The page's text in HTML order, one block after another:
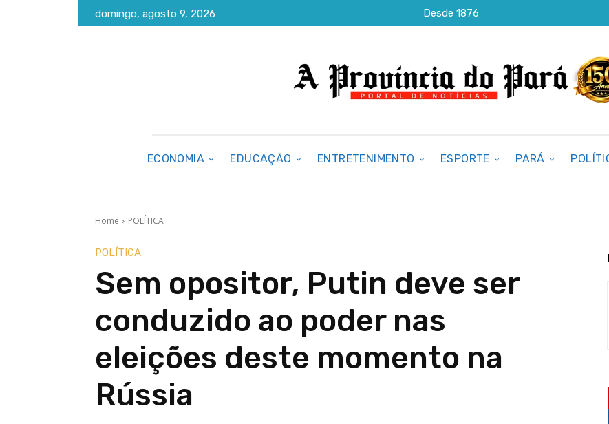
domingo, agosto 9, 2026 Desde 1876
ECONOMIA EDUCAÇÃO ENTRETENIMENTO ESPORTE PARÁ
Home POLÍTICA
POLÍTICA
Sem opositor, Putin deve ser
conduzido ao poder nas
eleições deste momento na
Rússia